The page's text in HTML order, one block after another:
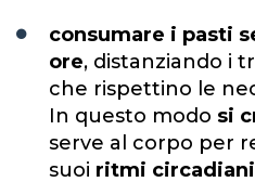
consumare i pasti
ore, distanziando i
che rispettino le
In questo modo si
serve al corpo per
suoi ritmi circadiani